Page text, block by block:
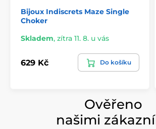
Bijoux Indiscrets Maze Single
Choker
Skladem, zítra 11. 8. u vás
629 Kč Do košíku
Ověřeno
našimi